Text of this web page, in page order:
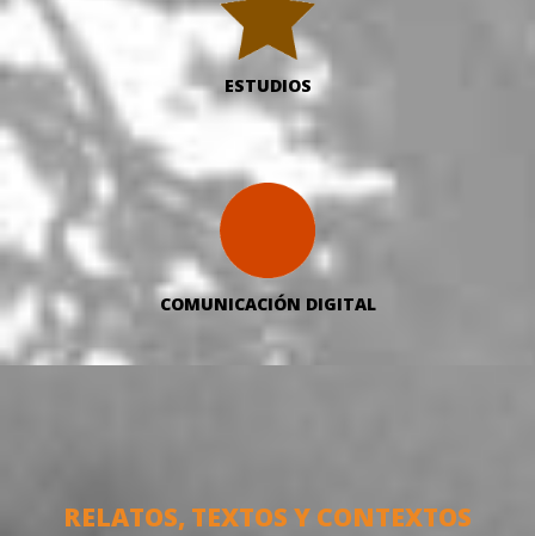
ESTUDIOS
COMUNICACIÓN DIGITAL
RELATOS, TEXTOS Y CONTEXTOS